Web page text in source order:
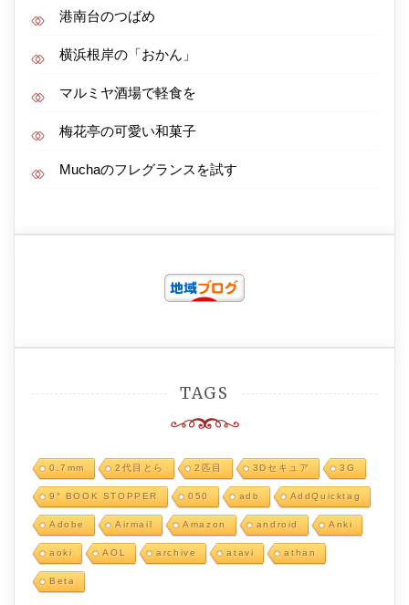
港南台のつばめ
横浜根岸の「おかん」
マルミヤ酒場で軽食を
梅花亭の可愛い和菓子
Muchaのフレグランスを試す
TAGS
0.7mm 2代目とら 2匹目 3Dセキュア 3G
9° BOOK STOPPER 050 adb AddQuicktag
Adobe Airmail Amazon android Anki
aoki AOL archive atavi athan
Beta